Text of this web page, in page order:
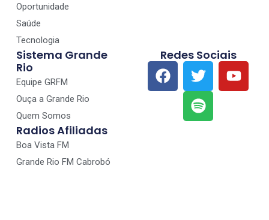
Oportunidade
Saúde
Tecnologia
Sistema Grande
Rio
Equipe GRFM
Ouça a Grande Rio
Quem Somos
Radios Afiliadas
Boa Vista FM
Grande Rio FM Cabrobó
Redes Sociais